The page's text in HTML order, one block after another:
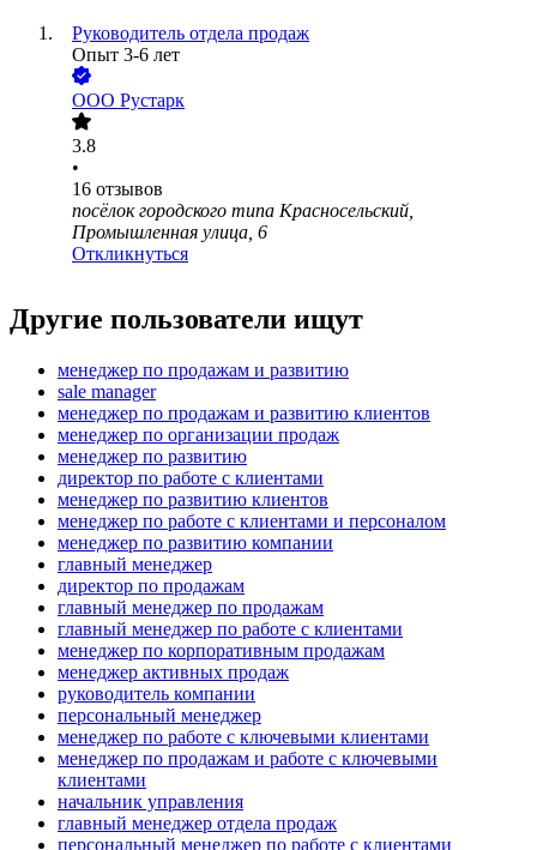
Руководитель отдела продаж
Опыт 3-6 лет
ООО Рустарк
3.8
•
16 отзывов
посёлок городского типа Красносельский,
Промышленная улица, 6
Откликнуться
Другие пользователи ищут
менеджер по продажам и развитию
sale manager
менеджер по продажам и развитию клиентов
менеджер по организации продаж
менеджер по развитию
директор по работе с клиентами
менеджер по развитию клиентов
менеджер по работе с клиентами и персоналом
менеджер по развитию компании
главный менеджер
директор по продажам
главный менеджер по продажам
главный менеджер по работе с клиентами
менеджер по корпоративным продажам
менеджер активных продаж
руководитель компании
персональный менеджер
менеджер по работе с ключевыми клиентами
менеджер по продажам и работе с ключевыми
клиентами
начальник управления
главный менеджер отдела продаж
персональный менеджер по работе с клиентами